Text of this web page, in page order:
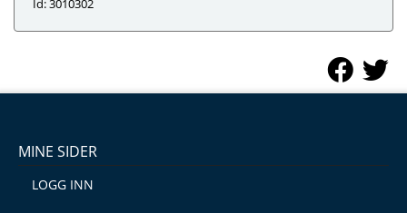
Id: 3010302
MINE SIDER
LOGG INN